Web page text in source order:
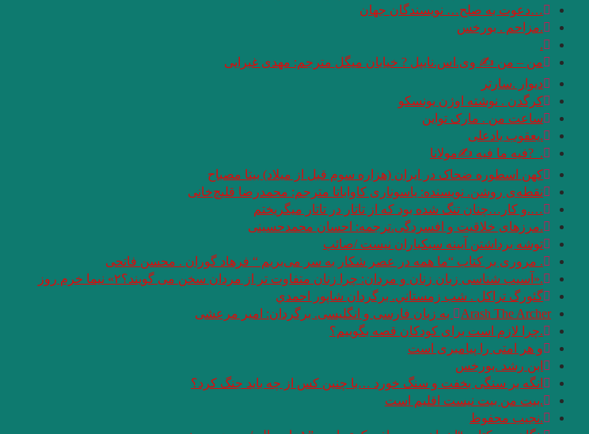
…دعوت به صلح… نویسندگان جهان
.مزاحم . بورخس
.
من – من ✍ وی.اس.نایپل ? خیابان میگل مترجم: مهدی غبرایی
دیوار .سارتر
کرگدن . نوشته اوژن یونسکو
ساعت من . مارک تواین
.یعقوب یادعلی
. ‏ ?فیه ما فیه ✍مولانا
کهن اسطوره ضحاک در ایران (هزاره سوم قبل از میلاد) بیتا مصباح
نقطه‌ی روشن. نویسنده: یاسوناری کاواباتا مترجم: محمد‌رضا قلیچ‌خانی
….و كار…چنان تنگ شده بود كه از تاتار در تاتار ميگريختم
.مرزهای خلاقیت و افسردگی.ترجمه: احسان محمدحسینی
توشه برداشتن آیینه سبکباران نیست /صائب
. مروری بر کتاب “ما همه در عصر شکار به سر می‌بریم “‌ فرهاد گوران . محسن فاتحی
.«آسیب شناسی زبان زنان و مردان: چرا زنان متفاوت تر از مردان سخن می گویند؟۲» نیما خرم روز
گئورگ تراكل . شب زمستاني. برگردان شاپور احمدي
Arash The Archer به زبان فارسی و انگلیسی. برگردان: امیر مرعشی
.چرا لازم است برای کودکان قصه بگوییم؟
و هر امتى را پيامبرى است
ابن رشد .بورخس
انگه بر سنگی بخفت و سنگ خورد …با چنین کس از چه باید جنگ کرد؟
.بیت من بیت نیست اقلیم است
.نجیب محفوظ